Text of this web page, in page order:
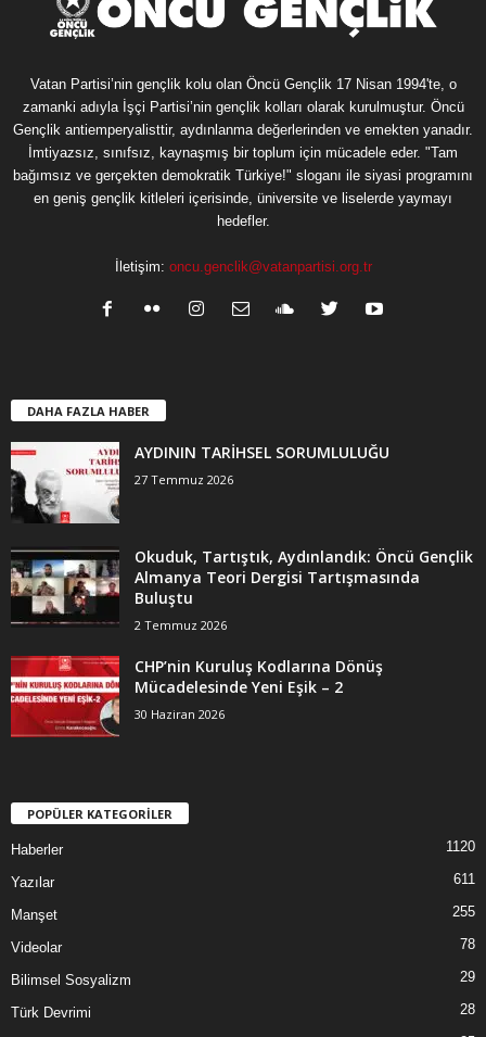
Vatan Partisi’nin gençlik kolu olan Öncü Gençlik 17 Nisan 1994'te, o
zamanki adıyla İşçi Partisi’nin gençlik kolları olarak kurulmuştur. Öncü
Gençlik antiemperyalisttir, aydınlanma değerlerinden ve emekten yanadır.
İmtiyazsız, sınıfsız, kaynaşmış bir toplum için mücadele eder. "Tam
bağımsız ve gerçekten demokratik Türkiye!" sloganı ile siyasi programını
en geniş gençlik kitleleri içerisinde, üniversite ve liselerde yaymayı
hedefler.
İletişim: oncu.genclik@vatanpartisi.org.tr
DAHA FAZLA HABER
AYDININ TARİHSEL SORUMLULUĞU
27 Temmuz 2026
Okuduk, Tartıştık, Aydınlandık: Öncü Gençlik
Almanya Teori Dergisi Tartışmasında
Buluştu
2 Temmuz 2026
CHP’nin Kuruluş Kodlarına Dönüş
Mücadelesinde Yeni Eşik – 2
30 Haziran 2026
POPÜLER KATEGORİLER
Haberler 1120
Yazılar 611
Manşet 255
Videolar 78
Bilimsel Sosyalizm 29
Türk Devrimi
28